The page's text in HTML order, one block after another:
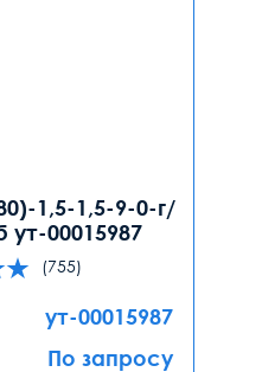
1,5-1,5-9-0-г/
00015987
(755)
ут-00015987
По запросу